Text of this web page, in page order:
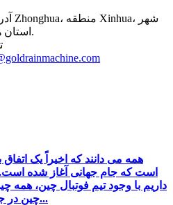
Shijiazhuang، استان هبی، چین.
همه می دانند که اخیراً یک
است که جام جهانی آغاز شده
داریم با وجود تیم فوتبال چین، همه
چین در جام جهانی شرکت کردند...